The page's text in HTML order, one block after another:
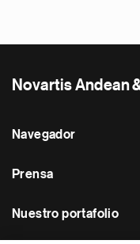
Novartis Andean
Navegador
Prensa
Nuestro portafolio